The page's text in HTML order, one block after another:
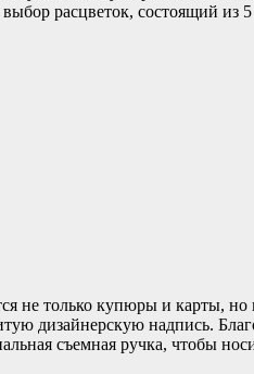
расцветок, состоящий из
не только купюры и карты,
дизайнерскую надпись.
съемная ручка, чтобы